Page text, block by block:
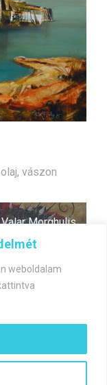
weboldalam
vászon
Valar Morghulis